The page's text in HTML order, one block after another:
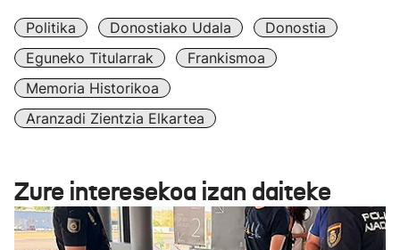
Politika Donostiako Udala
Donostia
Eguneko Titularrak
Frankismoa
Memoria Historikoa
Aranzadi Zientzia Elkartea
Zure interesekoa izan daiteke